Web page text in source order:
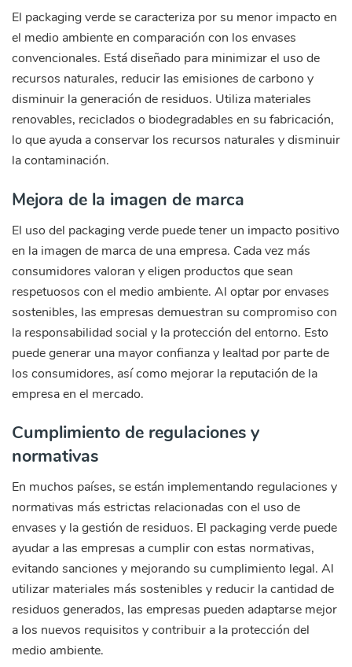
El packaging verde se caracteriza por su menor impacto en
el medio ambiente en comparación con los envases
convencionales. Está diseñado para minimizar el uso de
recursos naturales, reducir las emisiones de carbono y
disminuir la generación de residuos. Utiliza materiales
renovables, reciclados o biodegradables en su fabricación,
lo que ayuda a conservar los recursos naturales y disminuir
la contaminación.
Mejora de la imagen de marca
El uso del packaging verde puede tener un impacto positivo
en la imagen de marca de una empresa. Cada vez más
consumidores valoran y eligen productos que sean
respetuosos con el medio ambiente. Al optar por envases
sostenibles, las empresas demuestran su compromiso con
la responsabilidad social y la protección del entorno. Esto
puede generar una mayor confianza y lealtad por parte de
los consumidores, así como mejorar la reputación de la
empresa en el mercado.
Cumplimiento de regulaciones y
normativas
En muchos países, se están implementando regulaciones y
normativas más estrictas relacionadas con el uso de
envases y la gestión de residuos. El packaging verde puede
ayudar a las empresas a cumplir con estas normativas,
evitando sanciones y mejorando su cumplimiento legal. Al
utilizar materiales más sostenibles y reducir la cantidad de
residuos generados, las empresas pueden adaptarse mejor
a los nuevos requisitos y contribuir a la protección del
medio ambiente.